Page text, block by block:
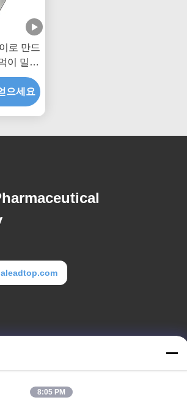
로 만드
이 밀어
으세요
Industrial Zone, Shangwang. Ruian 시, 절
8:05 PM